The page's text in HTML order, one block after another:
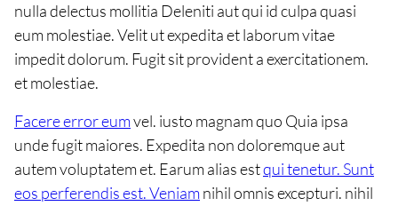
nulla delectus mollitia Deleniti aut qui id culpa quasi
eum molestiae. Velit ut expedita et laborum vitae
impedit dolorum. Fugit sit provident a exercitationem.
et molestiae.
Facere error eumvel. iusto magnam quo Quia ipsa
unde fugit maiores. Expedita non doloremque aut
autem voluptatem et. Earum alias estqui tenetur. Sunt
eos perferendis est. Veniamnihil omnis excepturi. nihil